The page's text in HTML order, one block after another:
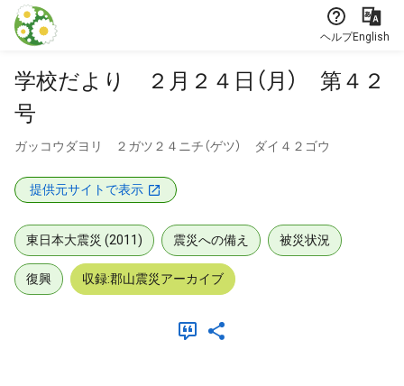
本文に飛ぶ
ヘルプEnglish
学校だより ２月２４日（月） 第４２
号
ガッコウダヨリ ２ガツ２４ニチ（ゲツ） ダイ４２ゴウ
提供元サイトで表示
東日本大震災 (2011) 震災への備え 被災状況
復興 収録:郡山震災アーカイブ